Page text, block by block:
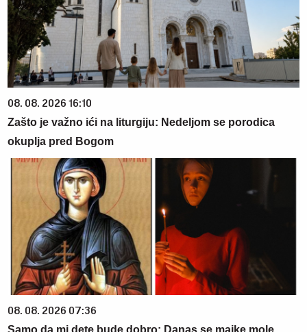
08. 08. 2026 16:10
Zašto je važno ići na liturgiju: Nedeljom se porodica
okuplja pred Bogom
08. 08. 2026 07:36
Samo da mi dete bude dobro: Danas se majke mole